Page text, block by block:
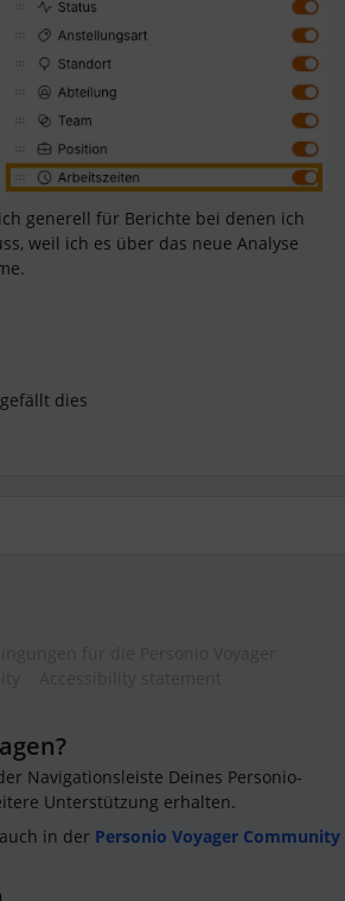
generell für Berichte bei denen ich
weil ich es über das neue Analyse
dies
Navigationsleiste Deines Personio-
Unterstützung erhalten.
in der Personio Voyager Community